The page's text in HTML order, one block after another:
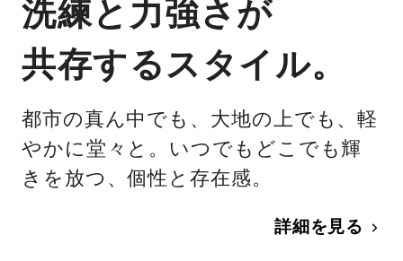
洗練と力強さが
共存するスタイル。
都市の真ん中でも、大地の上でも、軽
やかに堂々と。いつでもどこでも輝
きを放つ、個性と存在感。
詳細を見る